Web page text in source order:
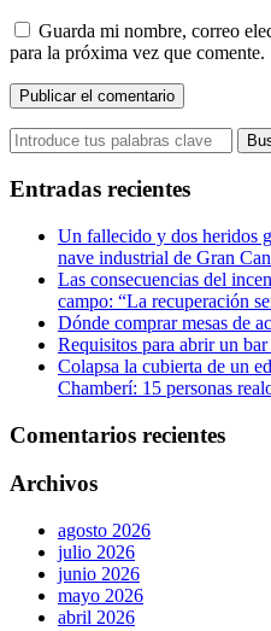
Guarda mi nombre, correo
para la próxima vez que comente.
Entradas recientes
Un fallecido y dos heridos
nave industrial de Gran
Las consecuencias del
campo: “La recuperación
Dónde comprar mesas de
Requisitos para abrir un
Colapsa la cubierta de un
Chamberí: 15 personas
Comentarios recientes
Archivos
agosto 2026
julio 2026
junio 2026
mayo 2026
abril 2026